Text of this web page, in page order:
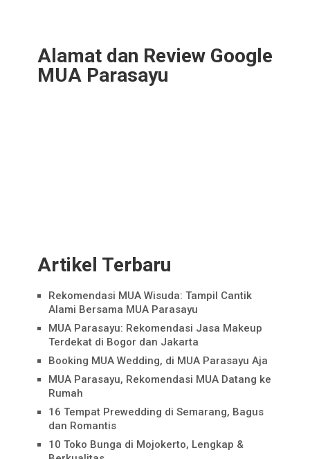
Alamat dan Review Google
MUA Parasayu
Artikel Terbaru
Rekomendasi MUA Wisuda: Tampil Cantik
Alami Bersama MUA Parasayu
MUA Parasayu: Rekomendasi Jasa Makeup
Terdekat di Bogor dan Jakarta
Booking MUA Wedding, di MUA Parasayu Aja
MUA Parasayu, Rekomendasi MUA Datang ke
Rumah
16 Tempat Prewedding di Semarang, Bagus
dan Romantis
10 Toko Bunga di Mojokerto, Lengkap &